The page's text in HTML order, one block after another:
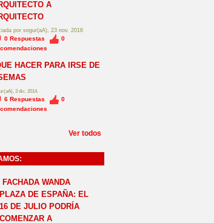
A
por segur(aA), 23 nov. 2016
0 Respuestas
0
HACER PARA IRSE DE
3 dic. 2014.
6 Respuestas
0
Ver todos
FACHADA WANDA
PLAZA DE ESPAÑA: EL
16 DE JULIO PODRÍA
COMENZAR A